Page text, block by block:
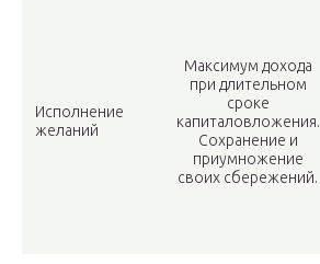
Исполнение
желаний
Максимум дохода
при длительном
сроке
капиталовложения.
Сохранение и
приумножение
своих сбережений.